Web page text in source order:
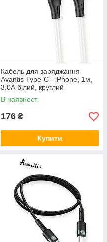
Кабель для заряджання
Avantis Type-C - iPhone, 1м,
3.0А білий, круглий
силіконове обплет., QC, 20W
В наявності
176 ₴
Купити